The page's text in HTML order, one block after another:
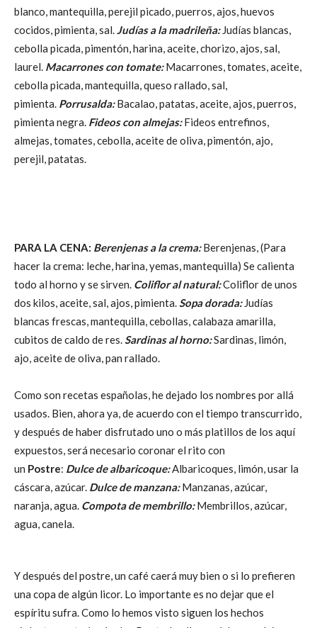
blanco, mantequilla, perejil picado, puerros, ajos, huevos
cocidos, pimienta, sal.Judías a la madrileña: Judías blancas,
cebolla picada, pimentón, harina, aceite, chorizo, ajos, sal,
laurel. Macarrones con tomate:Macarrones, tomates, aceite,
cebolla picada, mantequilla, queso rallado, sal,
pimienta. Porrusalda:Bacalao, patatas, aceite, ajos, puerros,
pimienta negra. Fideos con almejas:Fideos entrefinos,
almejas, tomates, cebolla, aceite de oliva, pimentón, ajo,
perejil, patatas.
PARA LA CENA: Berenjenas a la crema:Berenjenas, (Para
hacer la crema: leche, harina, yemas, mantequilla) Se calienta
todo al horno y se sirven. Coliflor al natural:Coliflor de unos
dos kilos, aceite, sal, ajos, pimienta.Sopa dorada: Judías
blancas frescas, mantequilla, cebollas, calabaza amarilla,
cubitos de caldo de res.Sardinas al horno:Sardinas, limón,
ajo, aceite de oliva, pan rallado.
Como son recetas españolas, he dejado los nombres por allá
usados. Bien, ahora ya, de acuerdo con el tiempo transcurrido,
y después de haber disfrutado uno o más platillos de los aquí
expuestos, será necesario coronar el rito con
un Postre: Dulce de albaricoque:Albaricoques, limón, usar la
cáscara, azúcar. Dulce de manzana:Manzanas, azúcar,
naranja, agua. Compota de membrillo:Membrillos, azúcar,
agua, canela.
Y después del postre, un café caerá muy bien o si lo prefieren
una copa de algún licor. Lo importante es no dejar que el
espíritu sufra. Como lo hemos visto siguen los hechos